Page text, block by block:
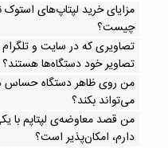
مزایای خرید لپتاپ‌های استوک
چیست؟
تصاویری که در سایت و تلگرام
تصاویر خود دستگاه‌ها هستند؟
من روی ظاهر دستگاه حساس
می‌تواند بکند؟
من قصد معاوضه‌ی لپتاپم با
دارم، امکان‌پذیر است؟